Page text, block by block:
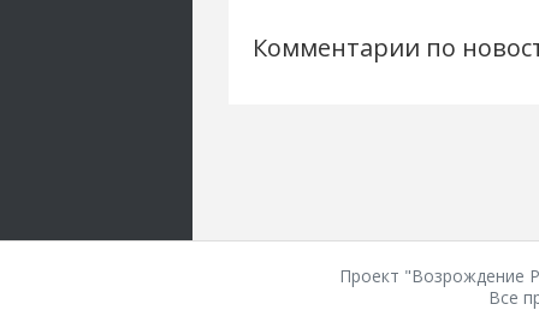
Комментарии по
Проект "Возрождение
Все